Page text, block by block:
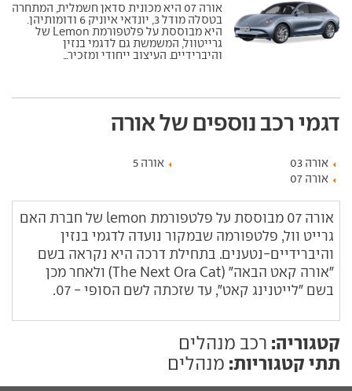
אורה 07 היא מכונית סדאן חשמלית, המתחרה
בטסלה מודל 3, יונדאי איוניק 6 ודומותיהן.
היא מבוססת על פלטפורמת Lemon של
גרייטוול, המשמשת גם לדגמי בנזין
והיברידיים. העיצוב ייחודי ומזכיר...
דגמי רכב נוספים של אורה
אורה 03
אורה 5
אורה 07
אורה 07 מבוססת על פלטפורמת lemon של חברת האם
גרייט וול, פלטפורמה שבמקור נועדה לדגמי בנזין
והיברידיים-נטענים. בתחילת דרכה היא נקראה בשם
"אורה קאט הבאה" (The Next Ora Cat) ולאחר מכן
בשם "לייטנינג קאט", עד שזכתה לשם הסופי - 07.
קטגוריה: רכב מנהלים
תתי קטגוריות: מנהלים